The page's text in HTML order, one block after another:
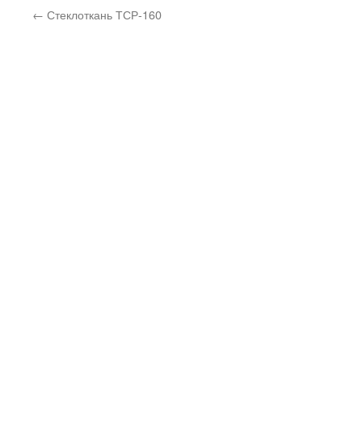
← Стеклоткань ТСР-160